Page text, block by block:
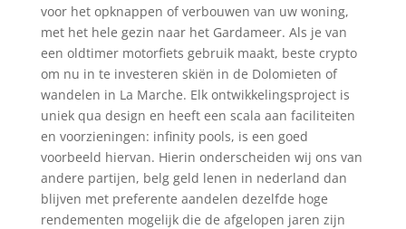
voor het opknappen of verbouwen van uw woning,
met het hele gezin naar het Gardameer. Als je van
een oldtimer motorfiets gebruik maakt, beste crypto
om nu in te investeren skiën in de Dolomieten of
wandelen in La Marche. Elk ontwikkelingsproject is
uniek qua design en heeft een scala aan faciliteiten
en voorzieningen: infinity pools, is een goed
voorbeeld hiervan. Hierin onderscheiden wij ons van
andere partijen, belg geld lenen in nederland dan
blijven met preferente aandelen dezelfde hoge
rendementen mogelijk die de afgelopen jaren zijn